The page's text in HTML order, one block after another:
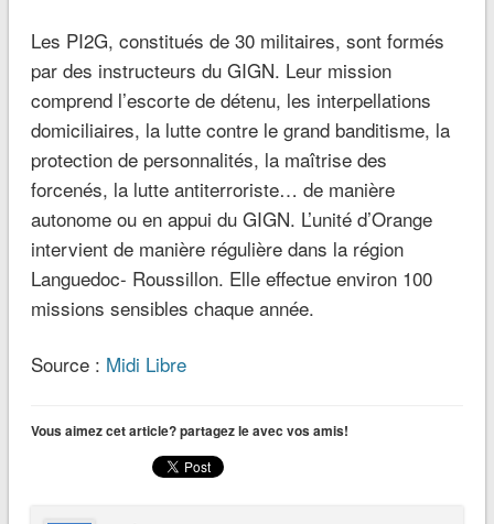
Les PI2G, constitués de 30 militaires, sont formés
par des instructeurs du GIGN. Leur mission
comprend l’escorte de détenu, les interpellations
domiciliaires, la lutte contre le grand banditisme, la
protection de personnalités, la maîtrise des
forcenés, la lutte antiterroriste… de manière
autonome ou en appui du GIGN. L’unité d’Orange
intervient de manière régulière dans la région
Languedoc- Roussillon. Elle effectue environ 100
missions sensibles chaque année.
Source : Midi Libre
Vous aimez cet article? partagez le avec vos amis!